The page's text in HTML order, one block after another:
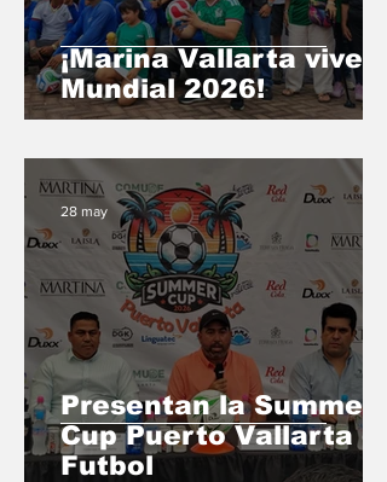
¡Marina Vallarta vive el
Mundial 2026!
Presentan la Summer
Cup Puerto Vallarta de
Futbol
28 may